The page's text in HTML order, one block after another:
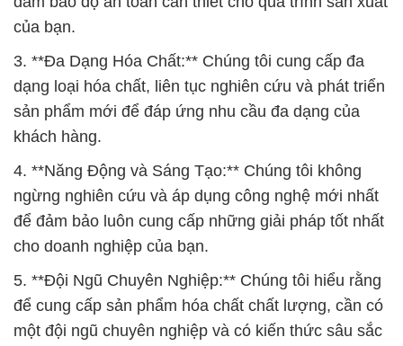
của bạn.
3. **Đa Dạng Hóa Chất:** Chúng tôi cung cấp đa
dạng loại hóa chất, liên tục nghiên cứu và phát triển
sản phẩm mới để đáp ứng nhu cầu đa dạng của
khách hàng.
4. **Năng Động và Sáng Tạo:** Chúng tôi không
ngừng nghiên cứu và áp dụng công nghệ mới nhất
để đảm bảo luôn cung cấp những giải pháp tốt nhất
cho doanh nghiệp của bạn.
5. **Đội Ngũ Chuyên Nghiệp:** Chúng tôi hiểu rằng
để cung cấp sản phẩm hóa chất chất lượng, cần có
một đội ngũ chuyên nghiệp và có kiến thức sâu sắc